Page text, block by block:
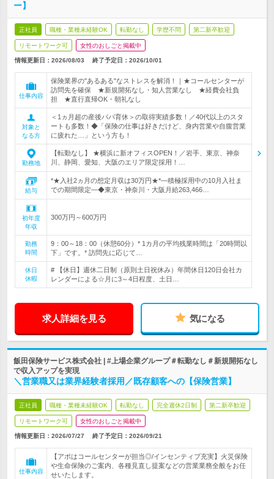
ー】
正社員 職種・業種未経験OK 転勤なし 学歴不問 第二新卒歓迎
リモートワーク可 女性のおしごと掲載中
情報更新日：2026/08/03 終了予定日： 2026/10/01
仕事内容
保険業界の"あるある"なストレスを解消！｜★コールセンターが
訪問先を確保 ★新規開拓なし・知人営業なし ★経費会社負
担 ★直行直帰OK・朝礼なし
対象と
なる方
＜1ヵ月超の産後パパ育休＞の取得実績多数！／40代以上のスタ
ートも多数！◆「保険の仕事は好きだけど、身内営業や自腹営業
に疲れた…」という方も！
勤務地
【転勤なし】 ★横浜に新オフィスOPEN！／岩手、東京、神奈
川、静岡、愛知、大阪のエリア限定採用！…
給与
*★入社2ヵ月の想定月収は30万円★*―積極採用中の10月入社ま
での期間限定―◆東京・神奈川・大阪月給263,466…
初年度
年収
300万円～600万円
勤務
時間
9：00～18：00（休憩60分）* 1カ月の平均残業時間は「20時間以
下」です。* 訪問先に応じて…
休日
休暇
# 【休日】週休二日制（原則土日祝休み）年間休日120日会社カ
レンダーによる☆月に3～4日程度、土日…
求人詳細を見る 気になる
飯田保険サービス株式会社 | #上場企業グループ＃転勤なし＃新規開拓なし
で収入アップを実現
＼営業職又は業界経験者採用／既存顧客への【保険営業】
正社員 職種・業種未経験OK 転勤なし 完全週休2日制 第二新卒歓迎
リモートワーク可 女性のおしごと掲載中
情報更新日：2026/07/27 終了予定日： 2026/09/21
仕事内容
【アポはコールセンターが担当◎/インセンティブ充実】火災保険
や生命保険のご案内、各種見直し提案などの営業業務全般をお任
せいたします。